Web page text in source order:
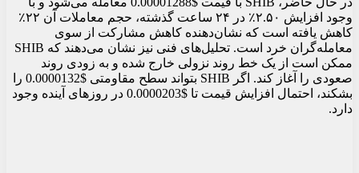
وجود افزایش ۲.۵۰٪ در ۲۴ ساعت گذشته، حجم معاملات آن ۲۲٪
کاهش یافته است که نشان‌دهنده کاهش مشارکت از سوی
معامله‌گران خرد است. تحلیل‌های فنی نیز نشان می‌دهند که SHIB
ممکن است از یک خط روند نزولی خارج شده و به زودی روند
صعودی را آغاز کند. اگر SHIB بتواند سطح مقاومتی $0.0000132 را
بشکند، احتمال افزایش قیمت تا $0.0000203 در روزهای آینده وجود
دارد.